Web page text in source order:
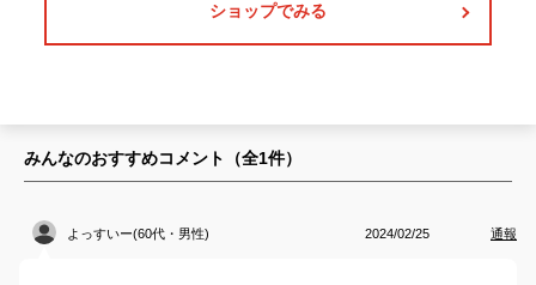
ショップでみる
みんなのおすすめコメント（全1件）
よっすいー(60代・男性) 2024/02/25 通報